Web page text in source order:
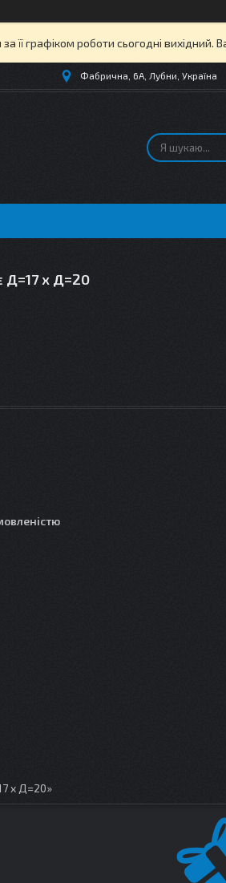
її графіком роботи сьогодні
Фабрична, 6А, Лубни, Україна
Д=17 x Д=20
x Д=20»